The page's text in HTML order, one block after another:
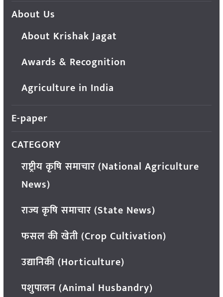
About Us
About Krishak Jagat
Awards & Recognition
Agriculture in India
E-paper
CATEGORY
राष्ट्रीय कृषि समाचार (National Agriculture
News)
राज्य कृषि समाचार (State News)
फसल की खेती (Crop Cultivation)
उद्यानिकी (Horticulture)
पशुपालन (Animal Husbandry)